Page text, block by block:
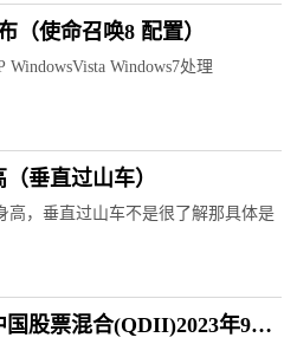
（使命召唤8 配置）
Windows7处理
垂直过山车）
高，垂直过山车不是很了解那具体是
股票混合(QDII)2023年9月